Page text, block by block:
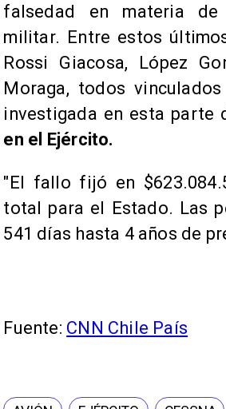
falsedad en materia de
militar. Entre estos
Rossi Giacosa, López
Moraga, todos
investigada en esta parte
en el Ejército.
"El fallo fijó en
total para el Estado. Las
541 días hasta 4 años de
Fuente: CNN Chile País